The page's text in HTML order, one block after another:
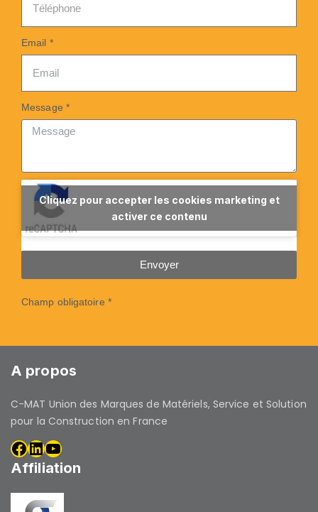
Email *
Message *
Cliquez pour accepter les cookies marketing et
activer ce contenu
Envoyer
Champ obligatoire *
A propos
C-MAT Union des Marques de Matériels, Service et Solution
pour la Construction en France
Affiliation